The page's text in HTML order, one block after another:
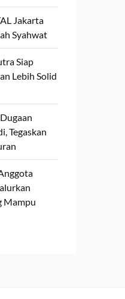
Jakarta
Syahwat
Siap
Lebih Solid
Tegaskan
Mampu